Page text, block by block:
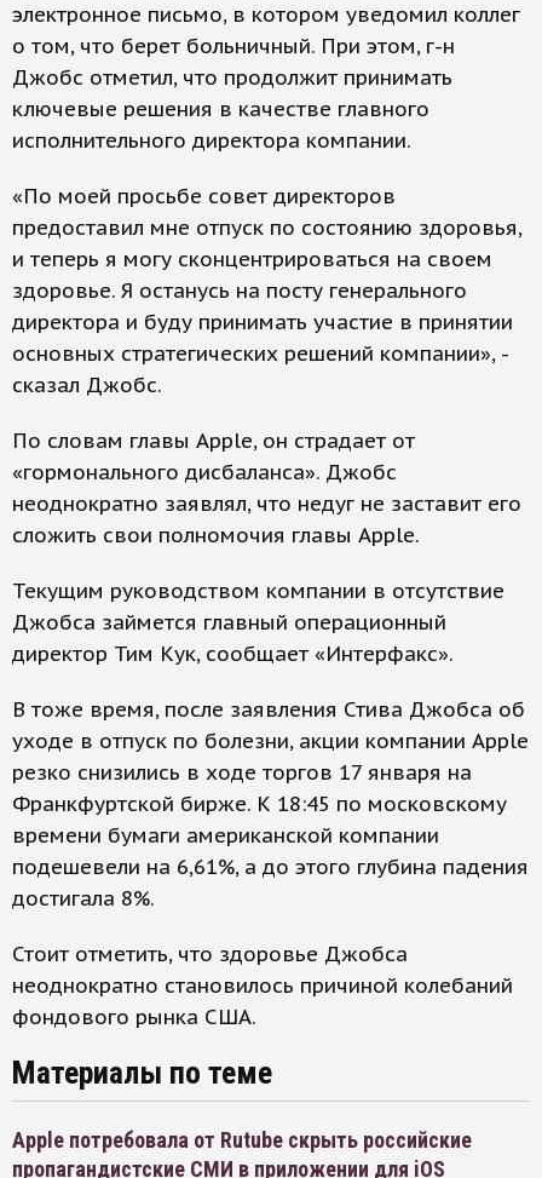
электронное письмо, в котором уведомил коллег
о том, что берет больничный. При этом, г-н
Джобс отметил, что продолжит принимать
ключевые решения в качестве главного
исполнительного директора компании.
«По моей просьбе совет директоров
предоставил мне отпуск по состоянию здоровья,
и теперь я могу сконцентрироваться на своем
здоровье. Я останусь на посту генерального
директора и буду принимать участие в принятии
основных стратегических решений компании», -
сказал Джобс.
По словам главы Apple, он страдает от
«гормонального дисбаланса». Джобс
неоднократно заявлял, что недуг не заставит его
сложить свои полномочия главы Apple.
Текущим руководством компании в отсутствие
Джобса займется главный операционный
директор Тим Кук, сообщает «Интерфакс».
В тоже время, после заявления Стива Джобса об
уходе в отпуск по болезни, акции компании Apple
резко снизились в ходе торгов 17 января на
Франкфуртской бирже. К 18:45 по московскому
времени бумаги американской компании
подешевели на 6,61%, а до этого глубина падения
достигала 8%.
Стоит отметить, что здоровье Джобса
неоднократно становилось причиной колебаний
фондового рынка США.
Материалы по теме
Apple потребовала от Rutube скрыть российские
пропагандистские СМИ в приложении для iOS